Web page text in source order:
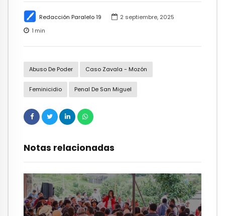
Redacción Paralelo 19
2 septiembre, 2025
1 min
Abuso De Poder Caso Zavala - Mozón
Feminicidio Penal De San Miguel
Notas relacionadas